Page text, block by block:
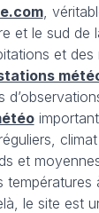
,
et le sud de
et des
et
températures
le site est